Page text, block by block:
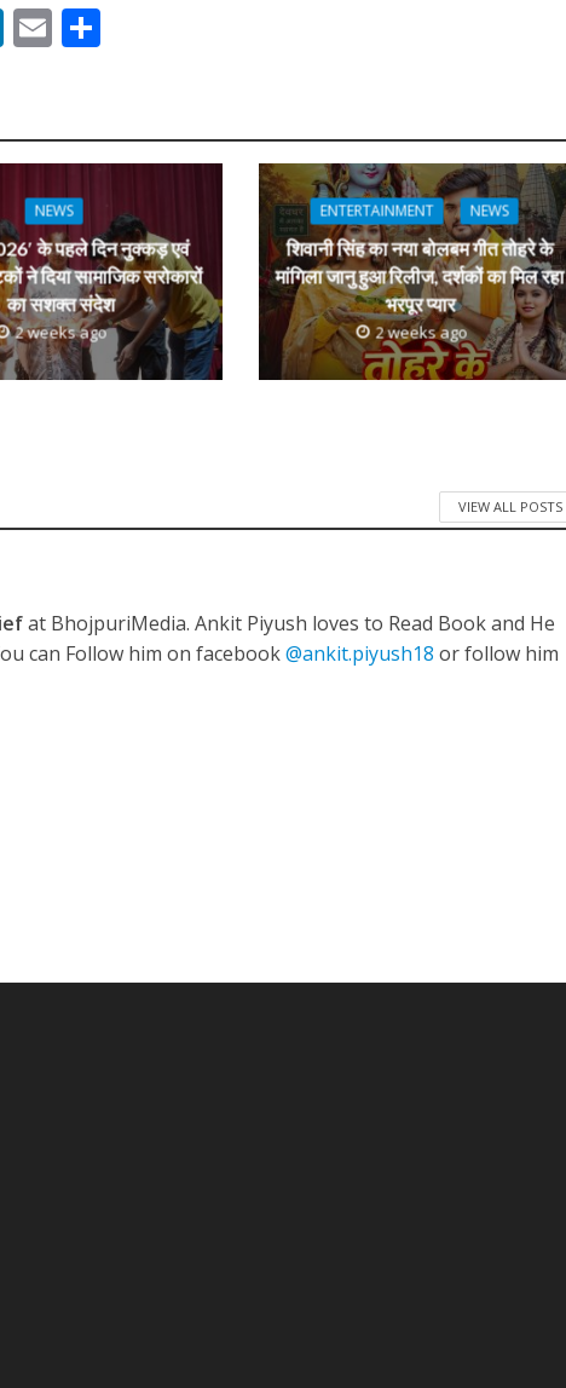
Li
e
n
E
l e
NEWS
के पहले दिन नुक्कड़ एवं
ने दिया सामाजिक सरोकारों
का सशक्त संदेश
2 weeks ago
ENTERTAINMENT NEWS
शिवानी सिंह का नया बोलबम गीत तोहरे के
मांगिला जानु हुआ रिलीज, दर्शकों का मिल रहा
भरपूर प्यार
2 weeks ago
VIEW ALL POSTS
at BhojpuriMedia. Ankit Piyush loves to Read Book and He
can Follow him on facebook@ankit.piyush18 or follow him